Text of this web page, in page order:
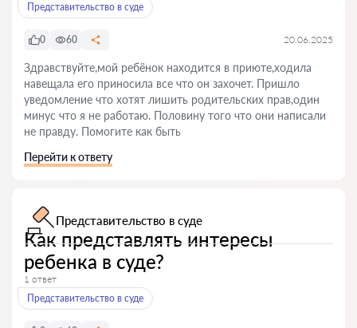
Представительство в суде
0 60 20.06.2025
Здравствуйте,мой ребёнок находится в приюте,ходила
навещала его приносила все что он захочет. Пришло
уведомление что хотят лишить родительских прав,один
минус что я не работаю. Половину того что они написали
не правду. Помогите как быть
Перейти к ответу
Представительство в суде
Как представлять интересы
ребенка в суде?
1 ответ
Представительство в суде